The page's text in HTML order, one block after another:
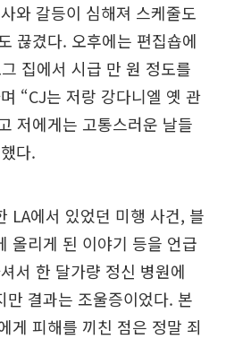
와 갈등이 심해져 스케줄도
끊겼다. 오후에는 편집숍에
집에서 시급 만 원 정도를
“CJ는 저랑 강다니엘 옛 관
저에게는 고통스러운 날들
다.
LA에서 있었던 미행 사건, 블
올리게 된 이야기 등을 언급
서 한 달가량 정신 병원에
만 결과는 조울증이었다. 본
게 피해를 끼친 점은 정말 죄